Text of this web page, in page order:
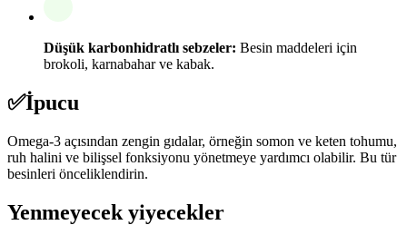
Düşük karbonhidratlı sebzeler: Besin maddeleri için
brokoli, karnabahar ve kabak.
✅İpucu
Omega-3 açısından zengin gıdalar, örneğin somon ve keten tohumu,
ruh halini ve bilişsel fonksiyonu yönetmeye yardımcı olabilir. Bu tür
besinleri önceliklendirin.
Yenmeyecek yiyecekler